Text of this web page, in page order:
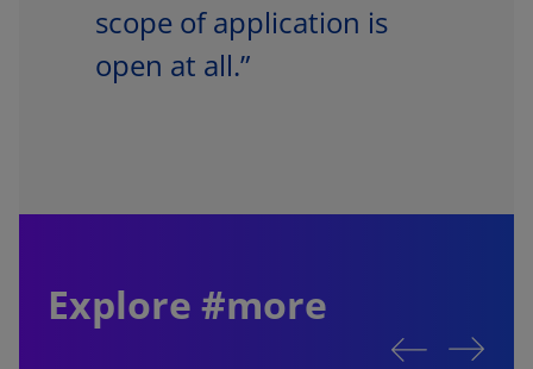
scope of application is
open at all.”
Explore #more